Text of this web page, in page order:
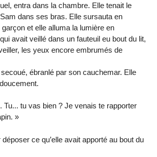
entra dans la chambre. Elle tenait le
dans ses bras. Elle sursauta en
et elle alluma la lumière en
avait veillé dans un fauteuil eu bout du lit,
les yeux encore embrumés de
ébranlé par son cauchemar. Elle
Tu... tu vas bien ? Je venais te rapporter
»
déposer ce qu’elle avait apporté au bout du